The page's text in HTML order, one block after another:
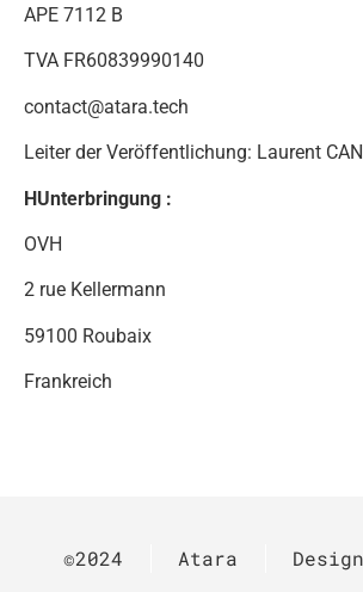
APE 7112 B
TVA FR60839990140
contact@atara.tech
Leiter der Veröffentlichung: Laurent
HUnterbringung :
OVH
2 rue Kellermann
59100 Roubaix
Frankreich
©2024 Atara